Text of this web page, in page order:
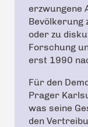
erzwungene
Bevölkerung
oder zu
Forschung
erst 1990
Für den
Prager
was seine
den